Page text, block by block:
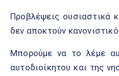
Προβλέψεις ουσιαστικά
δεν αποκτούν
Μπορούμε να το λέμε
αυτοδιοίκητου και της